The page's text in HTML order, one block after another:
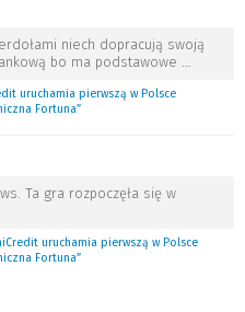
niech dopracują swoją
bo ma podstawowe …
uruchamia pierwszą w Polsce
Fortuna”
Ta gra rozpoczęła się w
uruchamia pierwszą w Polsce
Fortuna”